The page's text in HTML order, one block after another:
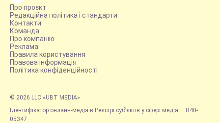
Про проєкт
Редакційна політика і стандарти
Контакти
Команда
Про компанію
Реклама
Правила користування
Правова інформація
Політика конфіденційності
© 2026 LLC «UBT MEDIA»
Ідентифікатор онлайн-медіа в Реєстрі суб’єктів у сфері медіа — R40-
05347